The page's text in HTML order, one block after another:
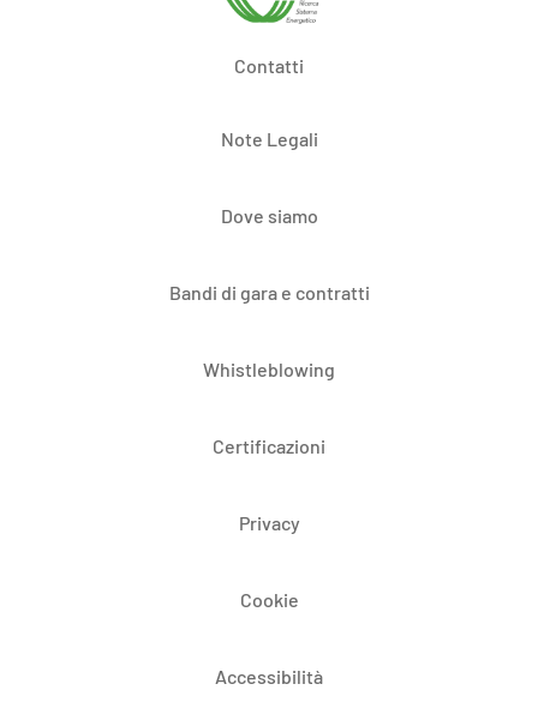
Contatti
Note Legali
Dove siamo
Bandi di gara e contratti
Whistleblowing
Certificazioni
Privacy
Cookie
Accessibilità